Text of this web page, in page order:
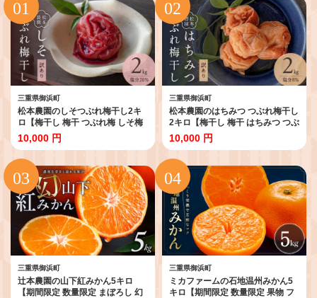
三重県御浜町
松本農園のしそつぶれ梅干し2キ
ロ【梅干し 梅干 つぶれ梅 しそ梅
完熟 南高梅 天然塩 訳あり 手作り
漬物 朝食 弁当 松本農園 2kg 三重
県 御浜町】
10,000 円
三重県御浜町
松本農園のはちみつ つぶれ梅干し
2キロ【梅干し 梅干 はちみつ つぶ
れ 訳あり 手作り 紀州産南高梅 漬
物 朝食 弁当 2kg 松本農園 三重県
御浜町】
10,000 円
三重県御浜町
辻本農園の山下紅みかん5キロ
【期間限定 数量限定 まぼろし 幻
三重県御浜町
ミカファームの石地温州みかん5
キロ【期間限定 数量限定 果物 フ